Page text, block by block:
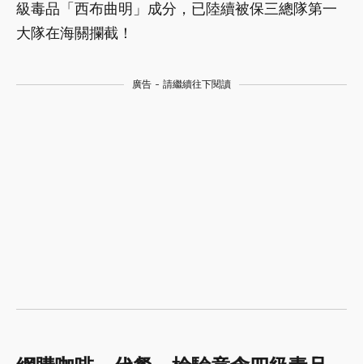
級毒品「西布曲明」成分，已陸續被保三總隊第一
大隊在海關攔截！
廣告 - 請繼續往下閱讀